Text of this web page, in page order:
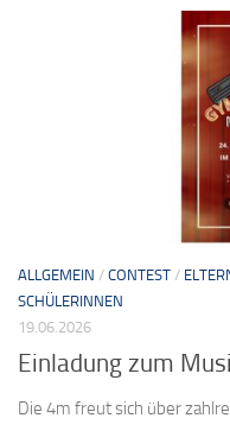
ALLGEMEIN / CONTEST /
SCHÜLERINNEN
19.06.2026
Einladung zum
Die 4m freut sich über